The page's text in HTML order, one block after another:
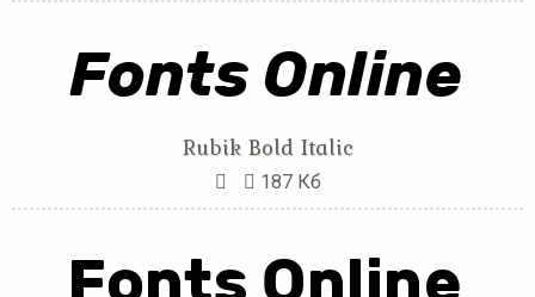
Rubik Bold Italic
187 Кб